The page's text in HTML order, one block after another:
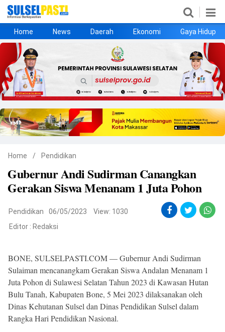
Home
News
Daerah
Ekonomi
Gaya Hidup
Kesehatan
Metro
Nasional
Hukrim
Olahraga
Politik
UMKM
Opini
©
Copyright
2026
All
Reserved
Home News Daerah Ekonomi Gaya Hidup
Home / Pendidikan
Gubernur Andi Sudirman Canangkan
Gerakan Siswa Menanam 1 Juta Pohon
Pendidikan 06/05/2023
View: 1030
Editor : Redaksi
BONE, SULSELPASTI.COM — Gubernur Andi Sudirman
Sulaiman mencanangkam Gerakan Siswa Andalan Menanam 1
Juta Pohon di Sulawesi Selatan Tahun 2023 di Kawasan Hutan
Bulu Tanah, Kabupaten Bone, 5 Mei 2023 dilaksanakan oleh
Dinas Kehutanan Sulsel dan Dinas Pendidikan Sulsel dalam
Rangka Hari Pendidikan Nasional.